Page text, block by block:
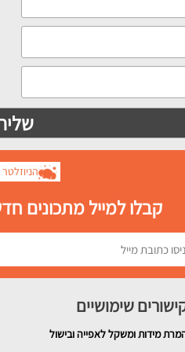
קבלו למייל מתכונים
שימושיים
מידות ומשקל לאפייה ובישול